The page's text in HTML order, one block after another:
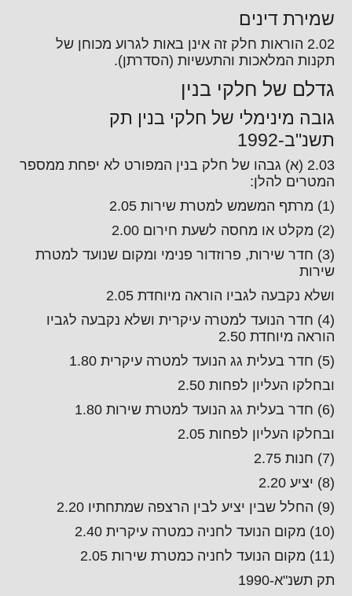
שמירת דינים
2.02 הוראות חלק זה אינן באות לגרוע מכוחן של
תקנות המלאכות והתעשיות (הסדרתן).
גדלם של חלקי בנין
גובה מינימלי של חלקי בנין תק
תשנ"ב-1992
2.03 (א) גבהו של חלק בנין המפורט לא יפחת ממספר
המטרים להלן:
(1) מרתף המשמש למטרת שירות 2.05
(2) מקלט או מחסה לשעת חירום 2.00
(3) חדר שירות, פרוזדור פנימי ומקום שנועד למטרת
שירות
ושלא נקבעה לגביו הוראה מיוחדת 2.05
(4) חדר הנועד למטרה עיקרית ושלא נקבעה לגביו
הוראה מיוחדת 2.50
(5) חדר בעלית גג הנועד למטרה עיקרית 1.80
ובחלקו העליון לפחות 2.50
(6) חדר בעלית גג הנועד למטרת שירות 1.80
ובחלקו העליון לפחות 2.05
(7) חנות 2.75
(8) יציע 2.20
(9) החלל שבין יציע לבין הרצפה שמתחתיו 2.20
(10) מקום הנועד לחניה כמטרה עיקרית 2.40
(11) מקום הנועד לחניה כמטרת שירות 2.05
תק תשנ"א-1990